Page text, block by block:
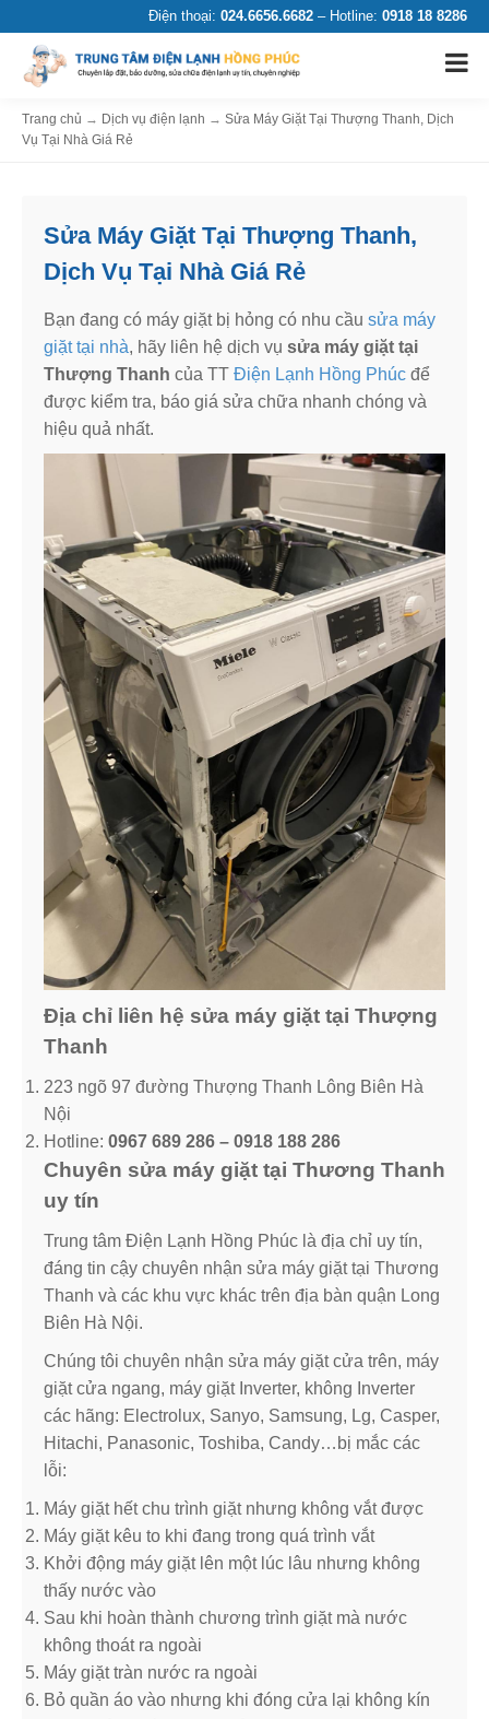
Điện thoại: 024.6656.6682 – Hotline: 0918 18 8286
Trang chủ → Dịch vụ điện lạnh → Sửa Máy Giặt Tại Thượng Thanh, Dịch
Vụ Tại Nhà Giá Rẻ
Sửa Máy Giặt Tại Thượng Thanh,
Dịch Vụ Tại Nhà Giá Rẻ
Bạn đang có máy giặt bị hỏng có nhu cầu sửa máy
giặt tại nhà, hãy liên hệ dịch vụ sửa máy giặt tại
Thượng Thanh của TT Điện Lạnh Hồng Phúc để
được kiểm tra, báo giá sửa chữa nhanh chóng và
hiệu quả nhất.
Địa chỉ liên hệ sửa máy giặt tại Thượng
Thanh
223 ngõ 97 đường Thượng Thanh Lông Biên Hà
Nội
Hotline: 0967 689 286 – 0918 188 286
Chuyên sửa máy giặt tại Thương Thanh
uy tín
Trung tâm Điện Lạnh Hồng Phúc là địa chỉ uy tín,
đáng tin cậy chuyên nhận sửa máy giặt tại Thương
Thanh và các khu vực khác trên địa bàn quận Long
Biên Hà Nội.
Chúng tôi chuyên nhận sửa máy giặt cửa trên, máy
giặt cửa ngang, máy giặt Inverter, không Inverter
các hãng: Electrolux, Sanyo, Samsung, Lg, Casper,
Hitachi, Panasonic, Toshiba, Candy…bị mắc các
lỗi:
Máy giặt hết chu trình giặt nhưng không vắt được
Máy giặt kêu to khi đang trong quá trình vắt
Khởi động máy giặt lên một lúc lâu nhưng không
thấy nước vào
Sau khi hoàn thành chương trình giặt mà nước
không thoát ra ngoài
Máy giặt tràn nước ra ngoài
Bỏ quần áo vào nhưng khi đóng cửa lại không kín